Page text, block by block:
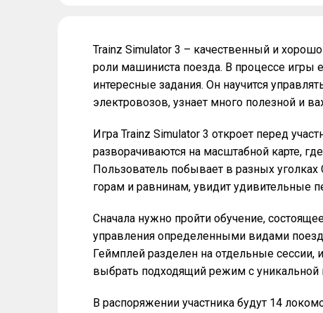
Trainz Simulator 3 – качественный и
роли машиниста поезда. В процессе игры
интересные задания. Он научится
электровозов, узнает много полезной и
Игра Trainz Simulator 3 откроет перед
разворачиваются на масштабной карте,
Пользователь побывает в разных
горам и равнинам, увидит удивительные
Сначала нужно пройти обучение,
управления определенными видами
Геймплей разделен на отдельные
выбрать подходящий режим с
В распоряжении участника будут 14